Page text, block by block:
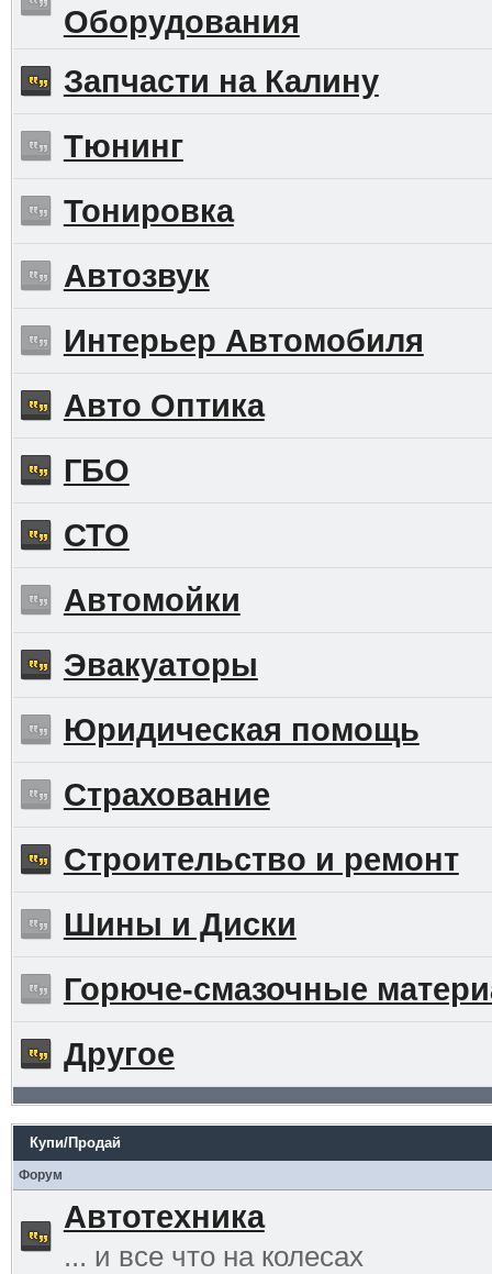
Оборудования
Запчасти на Калину
Тюнинг
Тонировка
Автозвук
Интерьер Автомобиля
Авто Оптика
ГБО
СТО
Автомойки
Эвакуаторы
Юридическая помощь
Страхование
Строительство и ремонт
Шины и Диски
Горюче-смазочные
Другое
Купи/Продай
Форум
Автотехника
... и все что на колесах